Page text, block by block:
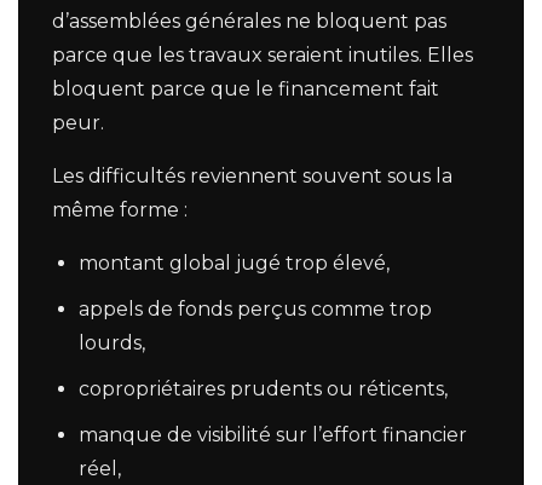
d’assemblées générales ne bloquent pas
parce que les travaux seraient inutiles. Elles
bloquent parce que le financement fait
peur.
Les difficultés reviennent souvent sous la
même forme :
montant global jugé trop élevé,
appels de fonds perçus comme trop
lourds,
copropriétaires prudents ou réticents,
manque de visibilité sur l’effort financier
réel,